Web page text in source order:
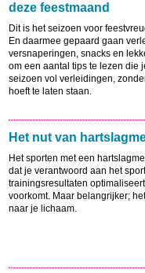
deze feestmaand
Dit is het seizoen voor
En daarmee gepaard gaan
versnaperingen, snacks en
om een aantal tips te lezen die
seizoen vol verleidingen,
hoeft te laten staan.
Het nut van
Het sporten met een
dat je verantwoord aan het
trainingsresultaten
voorkomt. Maar belangrijker;
naar je lichaam.